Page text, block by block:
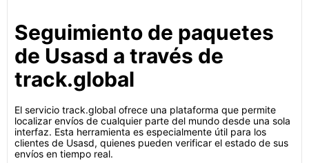
Seguimiento de paquetes
de Usasd a través de
track.global
El servicio track.global ofrece una plataforma que permite
localizar envíos de cualquier parte del mundo desde una sola
interfaz. Esta herramienta es especialmente útil para los
clientes de Usasd, quienes pueden verificar el estado de sus
envíos en tiempo real.